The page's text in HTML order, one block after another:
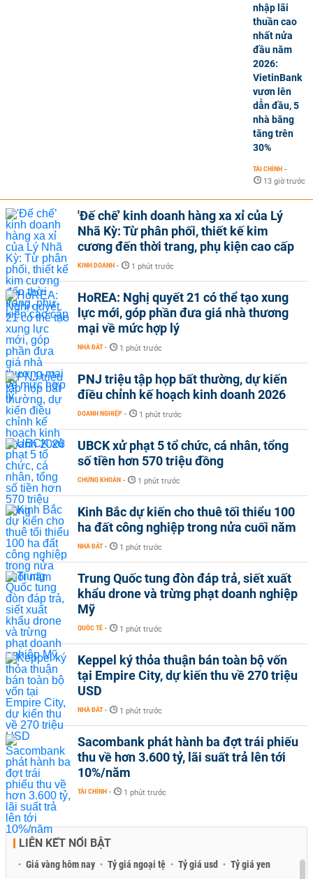
nhập lãi
thuần cao
nhất nửa
đầu năm
2026:
VietinBank
vươn lên
dẫn đầu, 5
nhà băng
tăng trên
30%
TÀI CHÍNH -
13 giờ trước
'Đế chế’ kinh doanh hàng xa xỉ của Lý
Nhã Kỳ: Từ phân phối, thiết kế kim
cương đến thời trang, phụ kiện cao cấp
KINH DOANH - 1 phút trước
HoREA: Nghị quyết 21 có thể tạo xung
lực mới, góp phần đưa giá nhà thương
mại về mức hợp lý
NHÀ ĐẤT - 1 phút trước
PNJ triệu tập họp bất thường, dự kiến
điều chỉnh kế hoạch kinh doanh 2026
DOANH NGHIỆP - 1 phút trước
UBCK xử phạt 5 tổ chức, cá nhân, tổng
số tiền hơn 570 triệu đồng
CHỨNG KHOÁN - 1 phút trước
Kinh Bắc dự kiến cho thuê tối thiểu 100
ha đất công nghiệp trong nửa cuối năm
NHÀ ĐẤT - 1 phút trước
Trung Quốc tung đòn đáp trả, siết xuất
khẩu drone và trừng phạt doanh nghiệp
Mỹ
QUỐC TẾ - 1 phút trước
Keppel ký thỏa thuận bán toàn bộ vốn
tại Empire City, dự kiến thu về 270 triệu
USD
NHÀ ĐẤT - 1 phút trước
Sacombank phát hành ba đợt trái phiếu
thu về hơn 3.600 tỷ, lãi suất trả lên tới
10%/năm
TÀI CHÍNH - 1 phút trước
LIÊN KẾT NỔI BẬT
Giá vàng hôm nay Tỷ giá ngoại tệ Tỷ giá usd Tỷ giá yen